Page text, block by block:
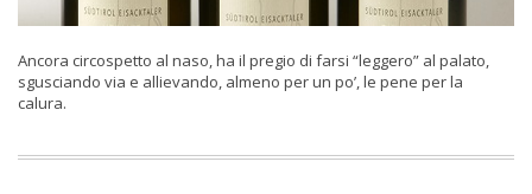
Ancora circospetto al naso, ha il pregio di farsi “leggero” al palato,
sgusciando via e allievando, almeno per un po’, le pene per la
calura.